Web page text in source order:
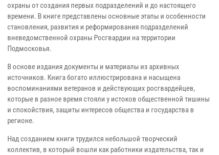
охраны от создания первых подразделений и до настоящего
времени. В книге представлены основные этапы и особенности
становления, развития и реформирования подразделений
вневедомственной охраны Росгвардии на территории
Подмосковья.
В основе издания документы и материалы из архивных
источников. Книга богато иллюстрирована и насыщена
воспоминаниями ветеранов и действующих росгвардейцев,
которые в разное время стояли у истоков общественной тишины
и спокойствия, защиты интересов общества и государства в
регионе.
Над созданием книги трудился небольшой творческий
коллектив, в который вошли как работники издательства, так и